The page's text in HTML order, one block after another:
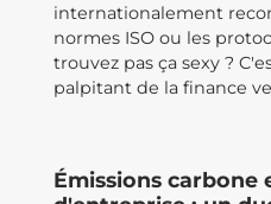
internationalement
normes ISO ou les
trouvez pas ça sexy ?
palpitant de la finance
Émissions carbone